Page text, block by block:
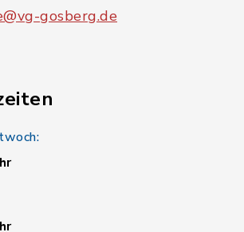
gosberg.de